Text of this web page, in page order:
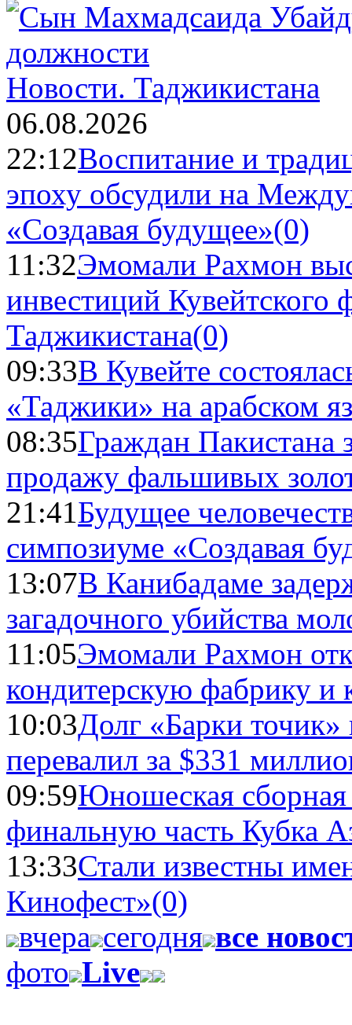
Новости. Таджикистана
06.08.2026
22:12Воспитание и
эпоху обсудили на
«Создавая будущее»(0)
11:32Эмомали Рахмон
инвестиций Кувейтского
Таджикистана(0)
09:33В Кувейте
«Таджики» на арабском
08:35Граждан Пакистана
продажу фальшивых
21:41Будущее
симпозиуме «Создавая
13:07В Канибадаме
загадочного убийства
11:05Эмомали Рахмон
кондитерскую фабрику и
10:03Долг «Барки
перевалил за $331
09:59Юношеская
финальную часть Кубка
13:33Стали известны
Кинофест»(0)
вчера сегодня все
фото Live